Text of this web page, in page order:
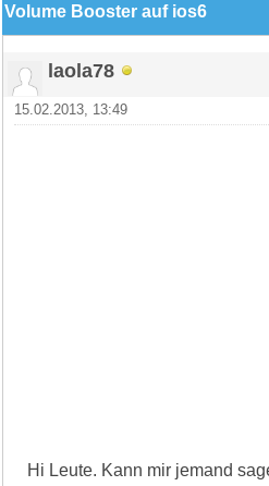
Volume Booster auf ios6
laola78
15.02.2013, 13:49
Hi Leute. Kann mir jemand